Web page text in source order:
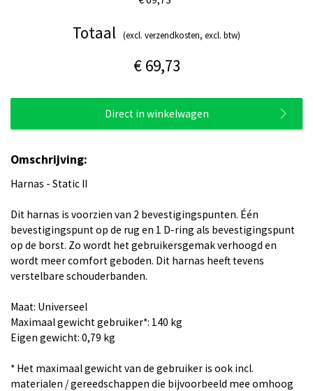
Totaal (excl. verzendkosten, excl. btw)
€ 69,73
Direct in winkelwagen
Omschrijving:
Harnas - Static II
Dit harnas is voorzien van 2 bevestigingspunten. Één
bevestigingspunt op de rug en 1 D-ring als bevestigingspunt
op de borst. Zo wordt het gebruikersgemak verhoogd en
wordt meer comfort geboden. Dit harnas heeft tevens
verstelbare schouderbanden.
Maat: Universeel
Maximaal gewicht gebruiker*: 140 kg
Eigen gewicht: 0,79 kg
* Het maximaal gewicht van de gebruiker is ook incl.
materialen / gereedschappen die bijvoorbeeld mee omhoog